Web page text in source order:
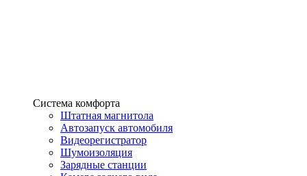
Система комфорта
Штатная магнитола
Автозапуск автомобиля
Видеорегистратор
Шумоизоляция
Зарядные станции